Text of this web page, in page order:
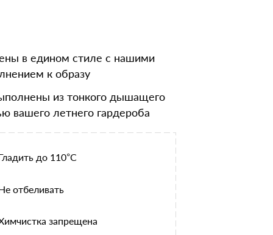
в едином стиле с нашими
к образу
из тонкого дышащего
вашего летнего гардероба
до 110°С
отбеливать
запрещена